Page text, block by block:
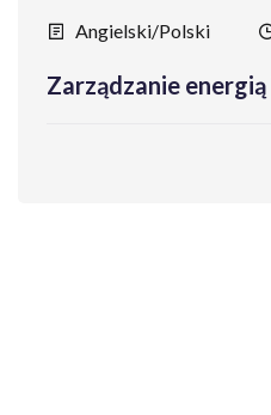
Angielski/Polski
Zarządzanie energią